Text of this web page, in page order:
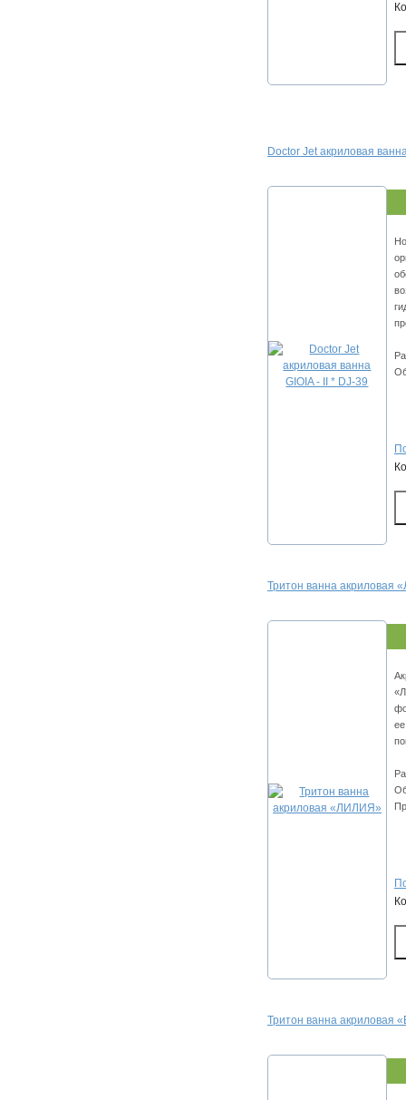
Doctor Jet акриловая
Тритон ванна акриловая
Тритон ванна акриловая